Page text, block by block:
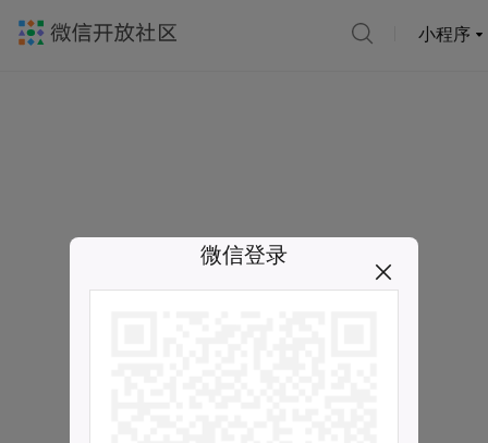
小程序
微信登录